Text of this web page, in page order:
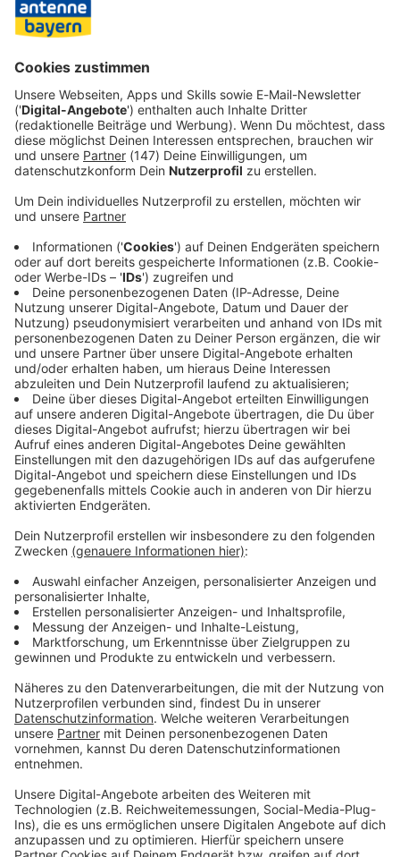
Immer auf dem Laufenden
bleiben!
Verpass' nichts mehr - mit unserem kostenlosen
ANTENNE BAYERN Newsletter. Ob Nachrichten,
Lifestyle oder unsere neuesten Aktionen - wir
informieren dich.
Zum Newsletter anmelden
Studio Hotline